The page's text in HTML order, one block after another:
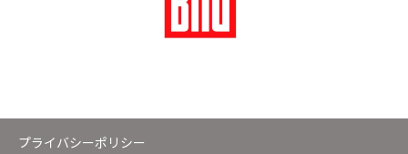
プライバシーポリシー